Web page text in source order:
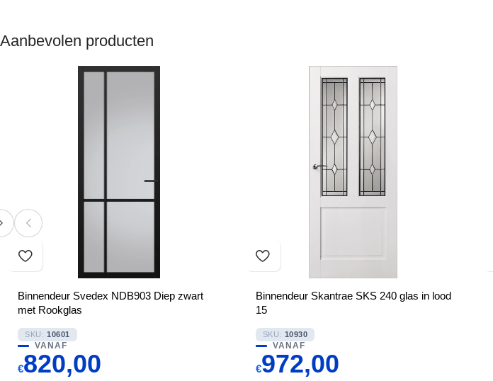
Aanbevolen producten
Binnendeur Svedex NDB903 Diep zwart
met Rookglas
SKU: 10601
VANAF
€820,00
Binnendeur Skantrae SKS 240 glas in lood
15
SKU: 10930
VANAF
€972,00